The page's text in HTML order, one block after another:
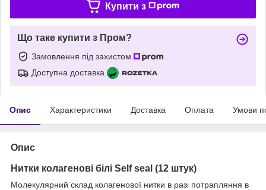
Купити з
Що таке купити з Пром?
Замовлення під захистом
Доступна доставка
Опис Характеристики Доставка Оплата Умови
Опис
Нитки колагенові білі Self seal (12 штук)
Молекулярний склад колагенової нитки в разі потрапляння в